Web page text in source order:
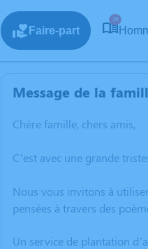
Faire-part
19
Message de la
Chère famille, chers amis,
C’est avec une grande
Nous vous invitons à
pensées à travers des
Un service de plantation